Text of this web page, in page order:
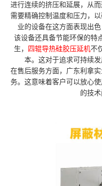
进行连续的挤压和延展，从
需要精确控制温度和压力，
业的设备在这方面表现出
该设备还具备节能环保的特
生，
四辊导热硅胶压延机不
本。这对于追求可持续
在售后服务方面，广东利拿
务。这意味着客户可以放心
的技术